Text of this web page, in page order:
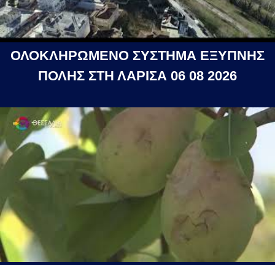
ΟΛΟΚΛΗΡΩΜΕΝΟ ΣΥΣΤΗΜΑ ΕΞΥΠΝΗΣ
ΠΟΛΗΣ ΣΤΗ ΛΑΡΙΣΑ 06 08 2026